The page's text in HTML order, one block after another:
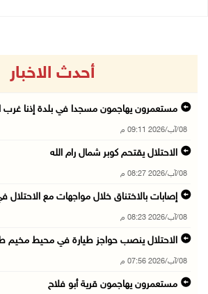
أحدث الاخبار
مستعمرون يهاجمون مسجدا في بلدة إذنا غرب
08/آب/2026 09:11 م
الاحتلال يقتحم كوبر شمال رام الله
08/آب/2026 08:27 م
إصابات بالاختناق خلال مواجهات مع الاحتلال
08/آب/2026 08:23 م
الاحتلال ينصب حواجز طيارة في محيط مخيم
08/آب/2026 07:56 م
مستعمرون يهاجمون قرية أبو فلاح